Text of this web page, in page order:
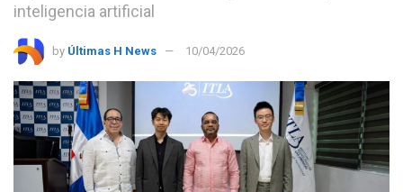
inteligencia artificial
by Últimas H News 10/04/2026